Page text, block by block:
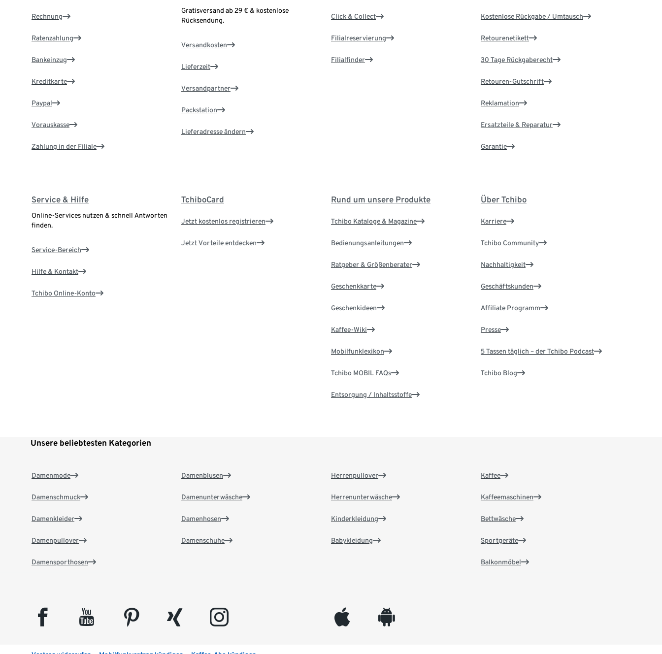
Rechnung
Ratenzahlung
Bankeinzug
Kreditkarte
Paypal
Vorauskasse
Zahlung in der Filiale
Gratisversand ab 29 € & kostenlose
Rücksendung.
Versandkosten
Lieferzeit
Versandpartner
Packstation
Lieferadresse ändern
Click & Collect
Filialreservierung
Filialfinder
Kostenlose Rückgabe / Umtausch
Retourenetikett
30 Tage Rückgaberecht
Retouren-Gutschrift
Reklamation
Ersatzteile & Reparatur
Garantie
Service & Hilfe
Online-Services nutzen & schnell Antworten
finden.
Service-Bereich
Hilfe & Kontakt
Tchibo Online-Konto
TchiboCard
Jetzt kostenlos registrieren
Jetzt Vorteile entdecken
Rund um unsere Produkte
Tchibo Kataloge & Magazine
Bedienungsanleitungen
Ratgeber & Größenberater
Geschenkkarte
Geschenkideen
Kaffee-Wiki
Mobilfunklexikon
Tchibo MOBIL FAQs
Entsorgung / Inhaltsstoffe
Über Tchibo
Karriere
Tchibo Community
Nachhaltigkeit
Geschäftskunden
Affiliate Programm
Presse
5 Tassen täglich – der Tchibo Podcast
Tchibo Blog
Unsere beliebtesten Kategorien
Damenmode
Damenschmuck
Damenkleider
Damenpullover
Damensporthosen
Damenblusen
Damenunterwäsche
Damenhosen
Damenschuhe
Herrenpullover
Herrenunterwäsche
Kinderkleidung
Babykleidung
Kaffee
Kaffeemaschinen
Bettwäsche
Sportgeräte
Balkonmöbel
facebook youtube pinterest xing instagram appleinc android